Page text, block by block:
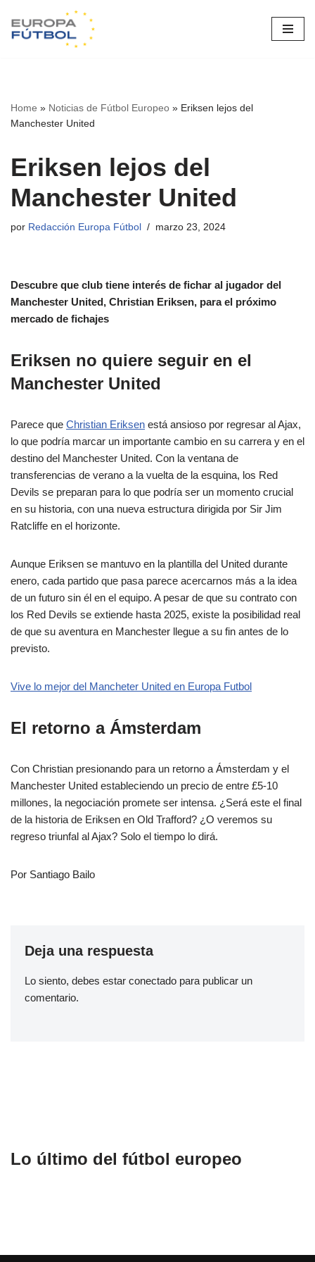
Saltar
Home » Noticias de Fútbol Europeo » Eriksen lejos del
Manchester United
Eriksen lejos del
Manchester United
por Redacción Europa Fútbol marzo 23, 2024
Descubre que club tiene interés de fichar al jugador del
Manchester United, Christian Eriksen, para el próximo
mercado de fichajes
Eriksen no quiere seguir en el
Manchester United
Parece que Christian Eriksen está ansioso por regresar al Ajax,
lo que podría marcar un importante cambio en su carrera y en el
destino del Manchester United. Con la ventana de
transferencias de verano a la vuelta de la esquina, los Red
Devils se preparan para lo que podría ser un momento crucial
en su historia, con una nueva estructura dirigida por Sir Jim
Ratcliffe en el horizonte.
Aunque Eriksen se mantuvo en la plantilla del United durante
enero, cada partido que pasa parece acercarnos más a la idea
de un futuro sin él en el equipo. A pesar de que su contrato con
los Red Devils se extiende hasta 2025, existe la posibilidad real
de que su aventura en Manchester llegue a su fin antes de lo
previsto.
Vive lo mejor del Mancheter United en Europa Futbol
El retorno a Ámsterdam
Con Christian presionando para un retorno a Ámsterdam y el
Manchester United estableciendo un precio de entre £5-10
millones, la negociación promete ser intensa. ¿Será este el final
de la historia de Eriksen en Old Trafford? ¿O veremos su
regreso triunfal al Ajax? Solo el tiempo lo dirá.
Por Santiago Bailo
Deja una respuesta
Lo siento, debes estar conectado para publicar un
comentario.
Lo último del fútbol europeo